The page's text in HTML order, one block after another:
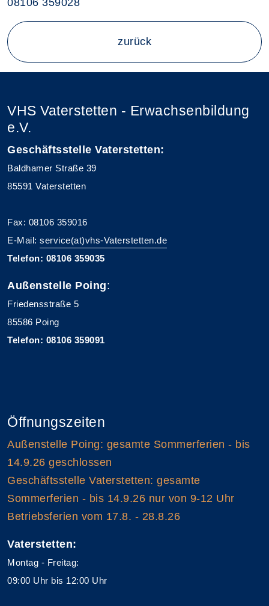
zurück
VHS Vaterstetten - Erwachsenbildung
e.V.
Geschäftsstelle Vaterstetten:
Baldhamer Straße 39
85591 Vaterstetten
Fax: 08106 359016
E-Mail: service(at)vhs-Vaterstetten.de
Telefon: 08106 359035
Außenstelle Poing:
Friedensstraße 5
85586 Poing
Telefon: 08106 359091
Öffnungszeiten
Außenstelle Poing: gesamte Sommerferien - bis
14.9.26 geschlossen
Geschäftsstelle Vaterstetten: gesamte
Sommerferien - bis 14.9.26 nur von 9-12 Uhr
Betriebsferien vom 17.8. - 28.8.26
Vaterstetten:
Montag - Freitag:
09:00 Uhr bis 12:00 Uhr